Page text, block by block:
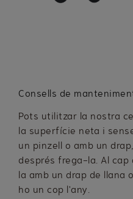
Consells de
Pots utilitzar la nostra
la superfície neta i
un pinzell o amb un
després frega-la. Al
la amb un drap de llana
ho un cop l'any.